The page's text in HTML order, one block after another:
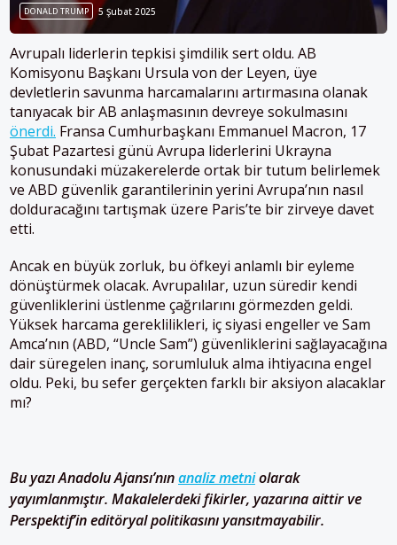
DONALD TRUMP 5 Şubat 2025
Avrupalı liderlerin tepkisi şimdilik sert oldu. AB
Komisyonu Başkanı Ursula von der Leyen, üye
devletlerin savunma harcamalarını artırmasına olanak
tanıyacak bir AB anlaşmasının devreye sokulmasını
önerdi. Fransa Cumhurbaşkanı Emmanuel Macron, 17
Şubat Pazartesi günü Avrupa liderlerini Ukrayna
konusundaki müzakerelerde ortak bir tutum belirlemek
ve ABD güvenlik garantilerinin yerini Avrupa’nın nasıl
dolduracağını tartışmak üzere Paris’te bir zirveye davet
etti.
Ancak en büyük zorluk, bu öfkeyi anlamlı bir eyleme
dönüştürmek olacak. Avrupalılar, uzun süredir kendi
güvenliklerini üstlenme çağrılarını görmezden geldi.
Yüksek harcama gereklilikleri, iç siyasi engeller ve Sam
Amca’nın (ABD, “Uncle Sam”) güvenliklerini sağlayacağına
dair süregelen inanç, sorumluluk alma ihtiyacına engel
oldu. Peki, bu sefer gerçekten farklı bir aksiyon alacaklar
mı?
Bu yazı Anadolu Ajansı’nınanaliz metniolarak
yayımlanmıştır. Makalelerdeki fikirler, yazarına aittir ve
Perspektif’in editöryal politikasını yansıtmayabilir.​​​​​